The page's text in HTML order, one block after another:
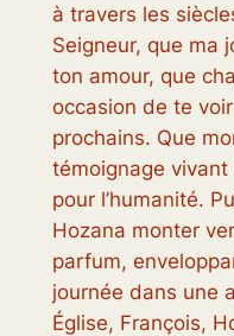
à travers les
Seigneur, que ma
ton amour, que
occasion de te
prochains. Que
témoignage
pour l’humanité.
Hozana monter
parfum,
journée dans une
Église, François,